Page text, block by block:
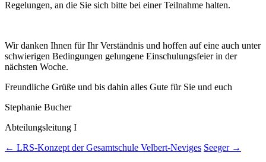
Regelungen, an die Sie sich bitte bei einer Teilnahme halten.
Wir danken Ihnen für Ihr Verständnis und hoffen auf eine auch unter
schwierigen Bedingungen gelungene Einschulungsfeier in der
nächsten Woche.
Freundliche Grüße und bis dahin alles Gute für Sie und euch
Stephanie Bucher
Abteilungsleitung I
← LRS-Konzept der Gesamtschule Velbert-Neviges Seeger →